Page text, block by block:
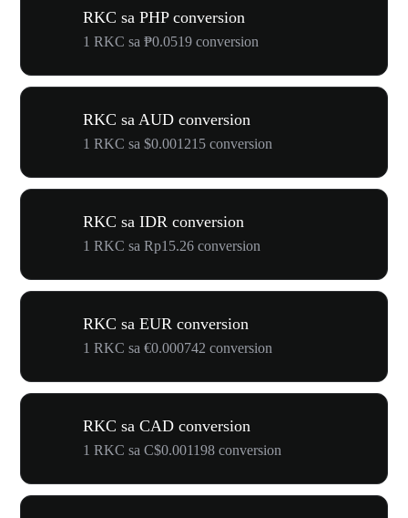
RKC sa PHP conversion
1 RKC sa ₱0.0519 conversion
RKC sa AUD conversion
1 RKC sa $0.001215 conversion
RKC sa IDR conversion
1 RKC sa Rp15.26 conversion
RKC sa EUR conversion
1 RKC sa €0.000742 conversion
RKC sa CAD conversion
1 RKC sa C$0.001198 conversion